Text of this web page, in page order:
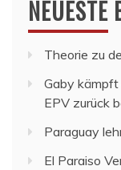
NEUESTE
Theorie zu
Gaby kämpft
EPV zurück
Paraguay
El Paraiso